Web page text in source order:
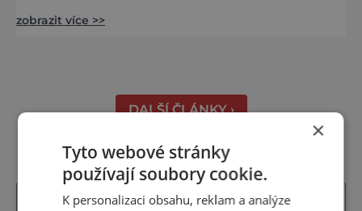
tráva svěží a horizont nekonečný. A právě v
shromažďují statisíce zvířat. Více než 1,5
milionu pakoňů, dop
zobrazit více >>
DALŠÍ ČLÁNKY ›
×
Tyto webové stránky
používají soubory cookie.
K personalizaci obsahu, reklam a analýze